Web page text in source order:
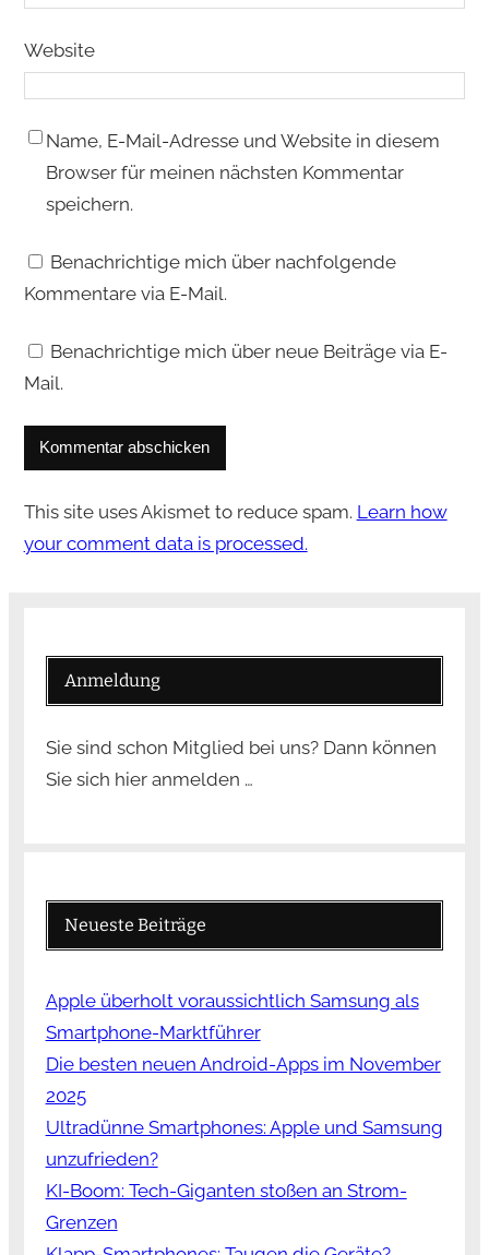
Website
Name, E-Mail-Adresse und Website in diesem
Browser für meinen nächsten Kommentar
speichern.
Benachrichtige mich über nachfolgende
Kommentare via E-Mail.
Benachrichtige mich über neue Beiträge via E-
Mail.
This site uses Akismet to reduce spam. Learn how
your comment data is processed.
Anmeldung
Sie sind schon Mitglied bei uns? Dann können
Sie sich hier anmelden …
Neueste Beiträge
Apple überholt voraussichtlich Samsung als
Smartphone-Marktführer
Die besten neuen Android-Apps im November
2025
Ultradünne Smartphones: Apple und Samsung
unzufrieden?
KI-Boom: Tech-Giganten stoßen an Strom-
Grenzen